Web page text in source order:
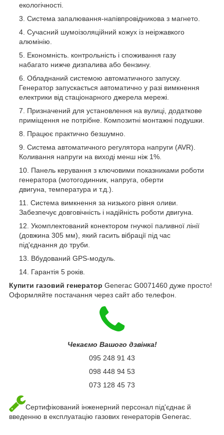
екологічності.
Система запалювання-напівпровідникова з магнето.
Сучасний шумоізоляційний кожух із неіржавкого
алюмінію.
Економність. контрольність і споживання газу
набагато нижче дизпалива або бензину.
Обладнаний системою автоматичного запуску.
Генератор запускається автоматично у разі вимкнення
електрики від стаціонарного джерела мережі.
Призначений для установлення на вулиці, додаткове
приміщення не потрібне. Композитні монтажні подушки.
Працює практично безшумно.
Система автоматичного регулятора напруги (AVR).
Коливання напруги на виході менш ніж 1%.
Панель керування з ключовими показниками роботи
генератора (мотогодинник, напруга, оберти
двигуна, температура и т.д.).
Система вимкнення за низького рівня оливи.
Забезпечує довговічність і надійність роботи двигуна.
Укомплектований конектором гнучкої паливної лінії
(довжина 305 мм), який гасить вібрації під час
під'єднання до труби.
Вбудований GPS-модуль.
Гарантія 5 років.
Купити газовий генератор Generac G0071460 дуже просто!
Оформляйте постачання через сайт або телефон.
Чекаємо Вашого дзвінка!
095 248 91 43
098 448 94 53
073 128 45 73
Сертифікований інженерний персонал під'єднає й
введенню в експлуатацію газових генераторів Generac.